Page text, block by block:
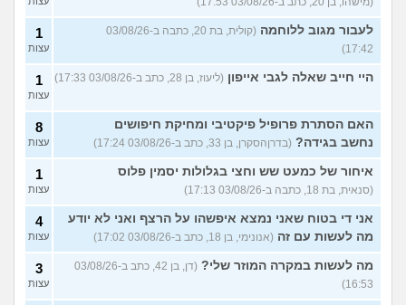
לעבור מגוב ללוחמה
(קולית, בת 20, כתבה ב-03/08/26
17:42)
1
עצות
היי חייב שאלה לגבי אייפון (ליעוז, בן 28, כתב ב-03/08/26 17:33) 1
עצות
האם הסתרת פרופיל פיקטיבי ומחיקת חיפושים
נחשב בגידה? (בדרןהסקרן, בן 33, כתב ב-03/08/26 17:24)
8
עצות
איחור של כמעט שש וחצי בגלולות יסמין פלוס
(סנאית, בת 18, כתבה ב-03/08/26 17:13)
1
עצות
אני די בטוח שאני נמצא איפשהו על הרצף ואני לא יודע
מה לעשות עם זה (אנונימי, בן 18, כתב ב-03/08/26 17:02)
4
עצות
מה לעשות במקרה המוזר שלי?
(דן, בן 42, כתב ב-03/08/26
16:53)
3
עצות